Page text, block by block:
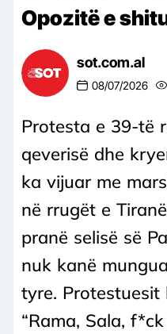
Opozitë e
sot.com.al
08/07/2026
Protesta e 39-të
qeverisë dhe
ka vijuar me
në rrugët e
pranë selisë së
nuk kanë
tyre.
“Rama, Sala,